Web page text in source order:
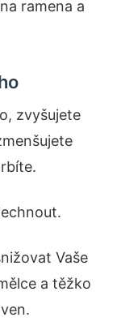
ramena a
zvyšujete
Vaše
a těžko